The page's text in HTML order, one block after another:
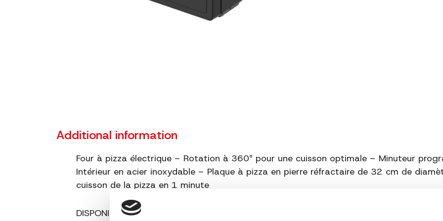
Additional information
Four à pizza électrique – Rotation à 360° pour une cuisson optimale – Minuteur
Intérieur en acier inoxydable – Plaque à pizza en pierre réfractaire de 32 cm de
cuisson de la pizza en 1 minute
DISPONIBLE À PARTIR DE JUILLET 2026